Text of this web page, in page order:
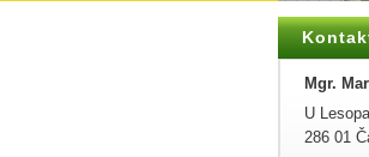
Mgr.
U
286 01